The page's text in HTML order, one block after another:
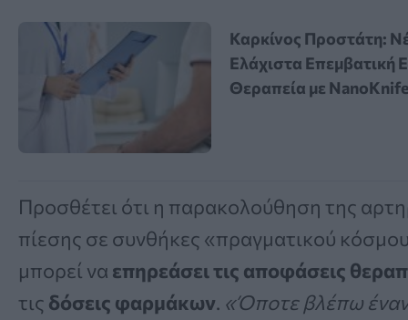
Καρκίνος Προστάτη:
Ελάχιστα Επεμβατική
Θεραπεία με NanoKnife
Προσθέτει ότι η παρακολούθηση της
πίεσης σε συνθήκες «πραγματικού
μπορεί να επηρεάσει τις αποφάσεις
τις δόσεις φαρμάκων. «Όποτε βλέπω